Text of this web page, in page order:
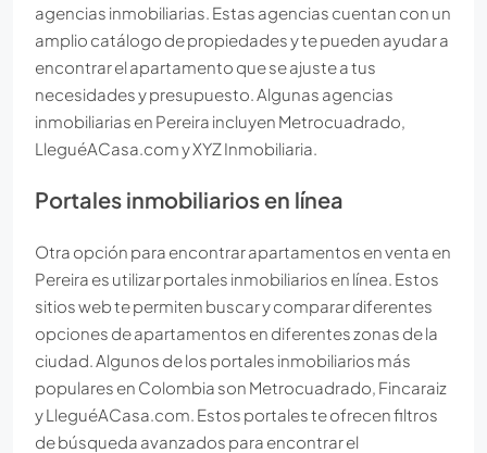
agencias inmobiliarias. Estas agencias cuentan con un
amplio catálogo de propiedades y te pueden ayudar a
encontrar el apartamento que se ajuste a tus
necesidades y presupuesto. Algunas agencias
inmobiliarias en Pereira incluyen Metrocuadrado,
LleguéACasa.com y XYZ Inmobiliaria.
Portales inmobiliarios en línea
Otra opción para encontrar apartamentos en venta en
Pereira es utilizar portales inmobiliarios en línea. Estos
sitios web te permiten buscar y comparar diferentes
opciones de apartamentos en diferentes zonas de la
ciudad. Algunos de los portales inmobiliarios más
populares en Colombia son Metrocuadrado, Fincaraiz
y LleguéACasa.com. Estos portales te ofrecen filtros
de búsqueda avanzados para encontrar el